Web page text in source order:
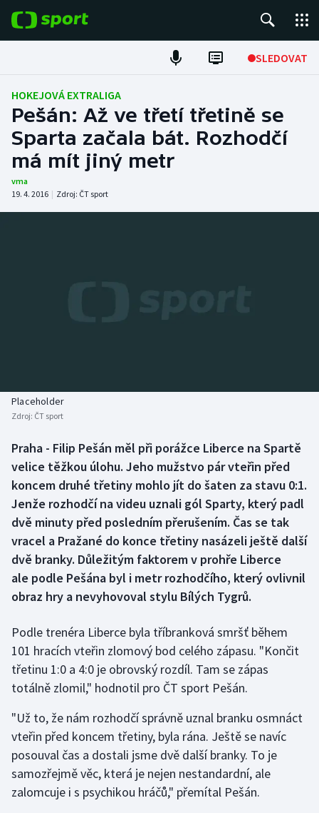
SLEDOVAT
Fotbal
Hokej
Tenis
Atletika
Biatlon
Box
Curling
Dostihy
Florbal
Futsal
Golf
Gymnastika
Jezdectví
Judo
Aplikace ČT sport
HOKEJOVÁ EXTRALIGA
Pešán: Až ve třetí třetině se
Sparta začala bát. Rozhodčí
má mít jiný metr
vma
19. 4. 2016 | Zdroj: ČT sport
Placeholder
Zdroj: ČT sport
Praha - Filip Pešán měl při porážce Liberce na Spartě
velice těžkou úlohu. Jeho mužstvo pár vteřin před
koncem druhé třetiny mohlo jít do šaten za stavu 0:1.
Jenže rozhodčí na videu uznali gól Sparty, který padl
dvě minuty před posledním přerušením. Čas se tak
vracel a Pražané do konce třetiny nasázeli ještě další
dvě branky. Důležitým faktorem v prohře Liberce
ale podle Pešána byl i metr rozhodčího, který ovlivnil
obraz hry a nevyhovoval stylu Bílých Tygrů.
Podle trenéra Liberce byla tříbranková smršť během
101 hracích vteřin zlomový bod celého zápasu. "Končit
třetinu 1:0 a 4:0 je obrovský rozdíl. Tam se zápas
totálně zlomil," hodnotil pro ČT sport Pešán.
"Už to, že nám rozhodčí správně uznal branku osmnáct
vteřin před koncem třetiny, byla rána. Ještě se navíc
posouval čas a dostali jsme dvě další branky. To je
samozřejmě věc, která je nejen nestandardní, ale
zalomcuje i s psychikou hráčů," přemítal Pešán.